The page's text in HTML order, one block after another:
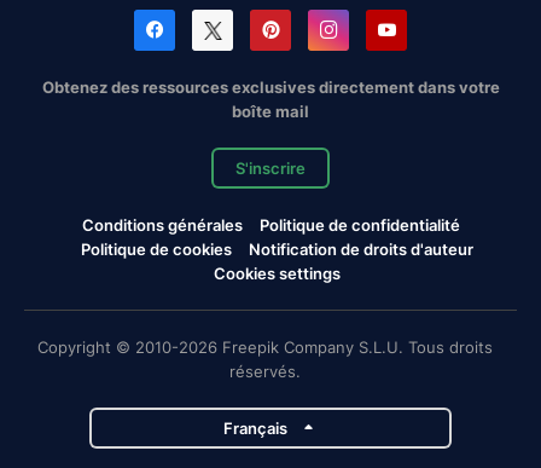
Obtenez des ressources exclusives directement dans votre
boîte mail
S'inscrire
Conditions générales
Politique de confidentialité
Politique de cookies
Notification de droits d'auteur
Cookies settings
Copyright © 2010-2026 Freepik Company S.L.U. Tous droits
réservés.
Français